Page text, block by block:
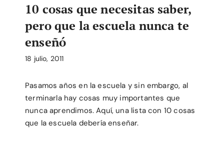
10 cosas que necesitas saber,
pero que la escuela nunca te
enseñó
18 julio, 2011
Pasamos años en la escuela y sin embargo, al
terminarla hay cosas muy importantes que
nunca aprendimos. Aquí, una lista con 10 cosas
que la escuela debería enseñar.